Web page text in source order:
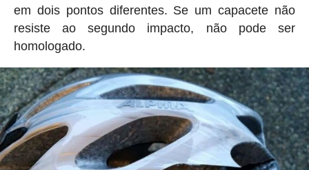
em dois pontos diferentes. Se um capacete não
resiste ao segundo impacto, não pode ser
homologado.